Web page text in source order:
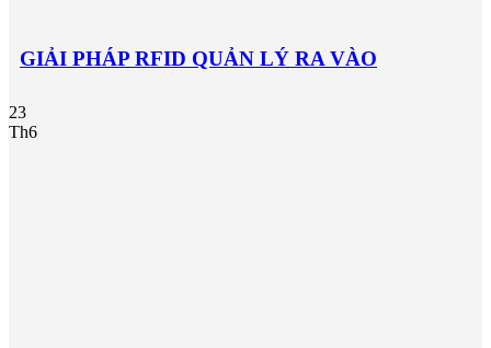
GIẢI PHÁP RFID QUẢN LÝ RA VÀO
23
Th6